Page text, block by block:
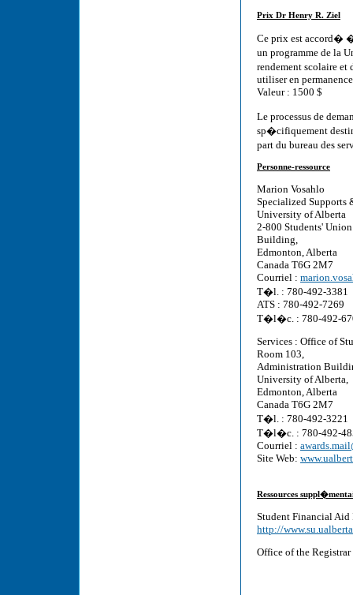
Prix Dr Henry R. Ziel
Ce prix est accord�
un programme de la
rendement scolaire
utiliser en
Valeur : 1500 $
Le processus de
sp�cifiquement
part du bureau des
Personne-ressource
Marion Vosahlo
Specialized Supports
University of Alberta
2-800 Students' Union
Building,
Edmonton, Alberta
Canada T6G 2M7
Courriel :
T�l. : 780-492-3381
ATS : 780-492-7269
T�l�c. : 780-492-
Services : Office of
Room 103,
Administration
University of Alberta,
Edmonton, Alberta
Canada T6G 2M7
T�l. : 780-492-3221
T�l�c. : 780-492-
Courriel :
Site Web:
Ressources
Student Financial Aid
http://
Office of the